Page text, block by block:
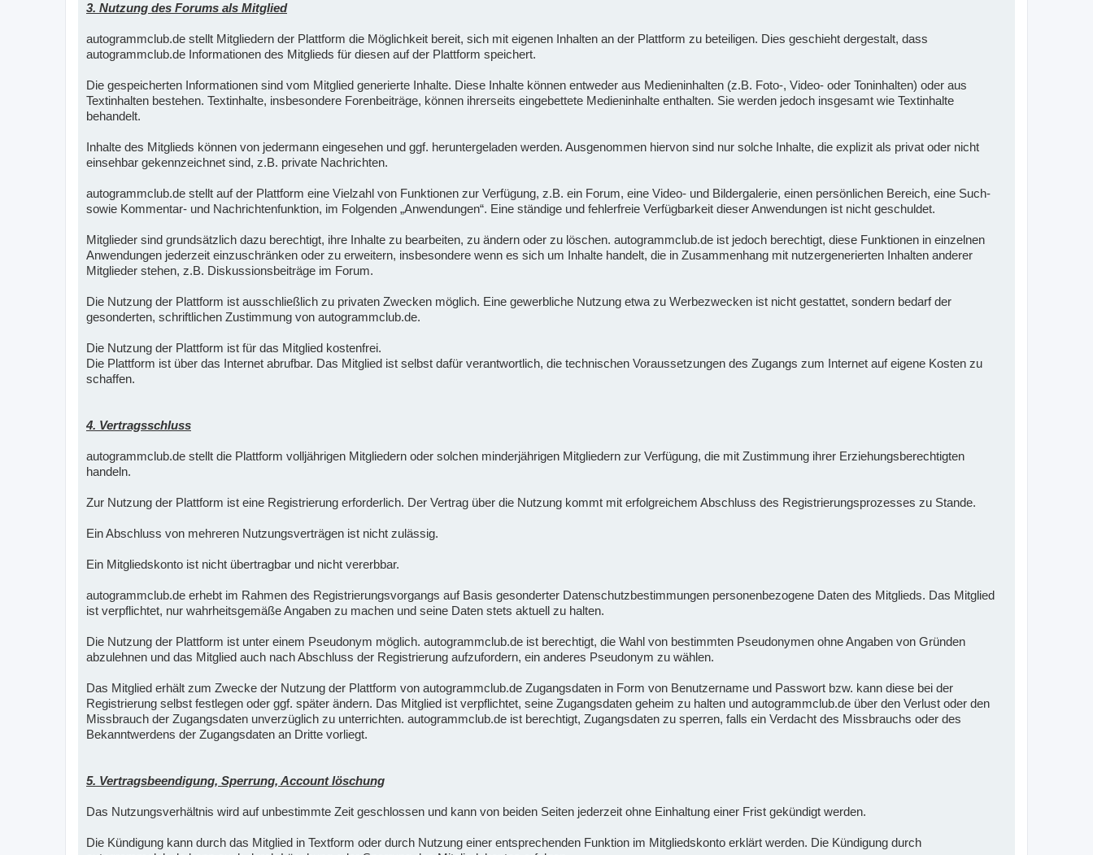
3. Nutzung des Forums als Mitglied
autogrammclub.de stellt Mitgliedern der Plattform die Möglichkeit bereit, sich mit eigenen Inhalten an der Plattform zu beteiligen. Dies geschieht dergestalt, dass
autogrammclub.de Informationen des Mitglieds für diesen auf der Plattform speichert.
Die gespeicherten Informationen sind vom Mitglied generierte Inhalte. Diese Inhalte können entweder aus Medieninhalten (z.B. Foto-, Video- oder Toninhalten) oder aus
Textinhalten bestehen. Textinhalte, insbesondere Forenbeiträge, können ihrerseits eingebettete Medieninhalte enthalten. Sie werden jedoch insgesamt wie Textinhalte
behandelt.
Inhalte des Mitglieds können von jedermann eingesehen und ggf. heruntergeladen werden. Ausgenommen hiervon sind nur solche Inhalte, die explizit als privat oder nicht
einsehbar gekennzeichnet sind, z.B. private Nachrichten.
autogrammclub.de stellt auf der Plattform eine Vielzahl von Funktionen zur Verfügung, z.B. ein Forum, eine Video- und Bildergalerie, einen persönlichen Bereich, eine Such-
sowie Kommentar- und Nachrichtenfunktion, im Folgenden „Anwendungen“. Eine ständige und fehlerfreie Verfügbarkeit dieser Anwendungen ist nicht geschuldet.
Mitglieder sind grundsätzlich dazu berechtigt, ihre Inhalte zu bearbeiten, zu ändern oder zu löschen. autogrammclub.de ist jedoch berechtigt, diese Funktionen in einzelnen
Anwendungen jederzeit einzuschränken oder zu erweitern, insbesondere wenn es sich um Inhalte handelt, die in Zusammenhang mit nutzergenerierten Inhalten anderer
Mitglieder stehen, z.B. Diskussionsbeiträge im Forum.
Die Nutzung der Plattform ist ausschließlich zu privaten Zwecken möglich. Eine gewerbliche Nutzung etwa zu Werbezwecken ist nicht gestattet, sondern bedarf der
gesonderten, schriftlichen Zustimmung von autogrammclub.de.
Die Nutzung der Plattform ist für das Mitglied kostenfrei.
Die Plattform ist über das Internet abrufbar. Das Mitglied ist selbst dafür verantwortlich, die technischen Voraussetzungen des Zugangs zum Internet auf eigene Kosten zu
schaffen.
4. Vertragsschluss
autogrammclub.de stellt die Plattform volljährigen Mitgliedern oder solchen minderjährigen Mitgliedern zur Verfügung, die mit Zustimmung ihrer Erziehungsberechtigten
handeln.
Zur Nutzung der Plattform ist eine Registrierung erforderlich. Der Vertrag über die Nutzung kommt mit erfolgreichem Abschluss des Registrierungsprozesses zu Stande.
Ein Abschluss von mehreren Nutzungsverträgen ist nicht zulässig.
Ein Mitgliedskonto ist nicht übertragbar und nicht vererbbar.
autogrammclub.de erhebt im Rahmen des Registrierungsvorgangs auf Basis gesonderter Datenschutzbestimmungen personenbezogene Daten des Mitglieds. Das Mitglied
ist verpflichtet, nur wahrheitsgemäße Angaben zu machen und seine Daten stets aktuell zu halten.
Die Nutzung der Plattform ist unter einem Pseudonym möglich. autogrammclub.de ist berechtigt, die Wahl von bestimmten Pseudonymen ohne Angaben von Gründen
abzulehnen und das Mitglied auch nach Abschluss der Registrierung aufzufordern, ein anderes Pseudonym zu wählen.
Das Mitglied erhält zum Zwecke der Nutzung der Plattform von autogrammclub.de Zugangsdaten in Form von Benutzername und Passwort bzw. kann diese bei der
Registrierung selbst festlegen oder ggf. später ändern. Das Mitglied ist verpflichtet, seine Zugangsdaten geheim zu halten und autogrammclub.de über den Verlust oder den
Missbrauch der Zugangsdaten unverzüglich zu unterrichten. autogrammclub.de ist berechtigt, Zugangsdaten zu sperren, falls ein Verdacht des Missbrauchs oder des
Bekanntwerdens der Zugangsdaten an Dritte vorliegt.
5. Vertragsbeendigung, Sperrung, Account löschung
Das Nutzungsverhältnis wird auf unbestimmte Zeit geschlossen und kann von beiden Seiten jederzeit ohne Einhaltung einer Frist gekündigt werden.
Die Kündigung kann durch das Mitglied in Textform oder durch Nutzung einer entsprechenden Funktion im Mitgliedskonto erklärt werden. Die Kündigung durch